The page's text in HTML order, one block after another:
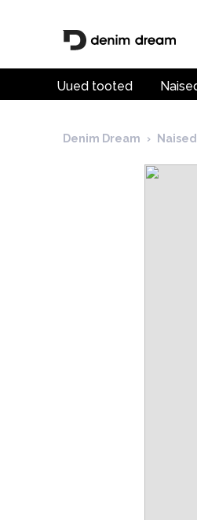
Uued tooted
Denim Dream › Naised